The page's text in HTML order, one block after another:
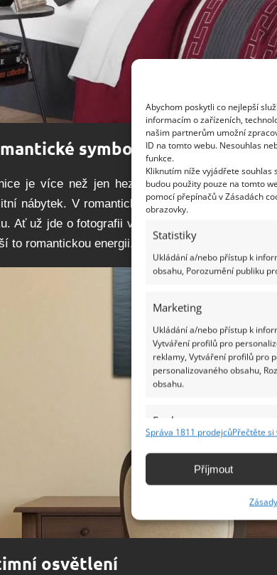
Abychom poskytli co nejlepší
informacím o zařízeních,
našim partnerům umožní
ID na tomto webu. Nesouhlas
funkce.
Kliknutím níže vyjádřete souhlas
budou použity pouze na tomto
pomocí přepínačů v Zásadách
obrazovky.
Statistiky
Ukládání a/nebo přístup k
obsahu, Porozumění publiku
Marketing
Ukládání a/nebo přístup k
Vytváření profilů pro
reklamy, Vytváření profilů pro
personalizovaného obsahu,
obsahu.
Funkce
Identifikace zařízení na
základě aktivně
Správa 1811 prodejcůPřečtěte
Příjmout
symboly
je více než jen hezké barvy, pohodlná
nábytek. V romantické ložnici by rozhodně
Ať už jde o fotografii vás a vašeho partnera či
to romantickou energii.
osvětlení